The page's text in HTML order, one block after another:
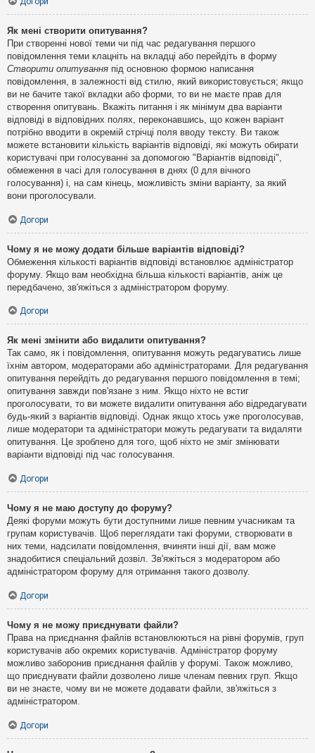
Як мені створити опитування?
При створенні нової теми чи під час редагування першого
повідомлення теми клацніть на вкладці або перейдіть в форму
Створити опитування під основною формою написання
повідомлення, в залежності від стилю, який використовується; якщо
ви не бачите такої вкладки або форми, то ви не маєте прав для
створення опитувань. Вкажіть питання і як мінімум два варіанти
відповіді в відповідних полях, переконавшись, що кожен варіант
потрібно вводити в окремій стрічці поля вводу тексту. Ви також
можете встановити кількість варіантів відповіді, які можуть обирати
користувачі при голосуванні за допомогою "Варіантів відповіді",
обмеження в часі для голосування в днях (0 для вічного
голосування) і, на сам кінець, можливість зміни варіанту, за який
вони проголосували.
Догори
Чому я не можу додати більше варіантів відповіді?
Обмеження кількості варіантів відповіді встановлює адміністратор
форуму. Якщо вам необхідна більша кількості варіантів, аніж це
передбачено, зв'яжіться з адміністратором форуму.
Догори
Як мені змінити або видалити опитування?
Так само, як і повідомлення, опитування можуть редагуватись лише
їхнім автором, модераторами або адміністраторами. Для редагування
опитування перейдіть до редагування першого повідомлення в темі;
опитування завжди пов'язане з ним. Якщо ніхто не встиг
проголосувати, то ви можете видалити опитування або відредагувати
будь-який з варіантів відповіді. Однак якщо хтось уже проголосував,
лише модератори та адміністратори можуть редагувати та видаляти
опитування. Це зроблено для того, щоб ніхто не зміг змінювати
варіанти відповіді під час голосування.
Догори
Чому я не маю доступу до форуму?
Деякі форуми можуть бути доступними лише певним учасникам та
групам користувачів. Щоб переглядати такі форуми, створювати в
них теми, надсилати повідомлення, вчиняти інші дії, вам може
знадобитися спеціальний дозвіл. Зв'яжіться з модератором або
адміністратором форуму для отримання такого дозволу.
Догори
Чому я не можу приєднувати файли?
Права на приєднання файлів встановлюються на рівні форумів, груп
користувачів або окремих користувачів. Адміністратор форуму
можливо заборонив приєднання файлів у форумі. Також можливо,
що приєднувати файли дозволено лише членам певних груп. Якщо
ви не знаєте, чому ви не можете додавати файли, зв'яжіться з
адміністратором.
Догори